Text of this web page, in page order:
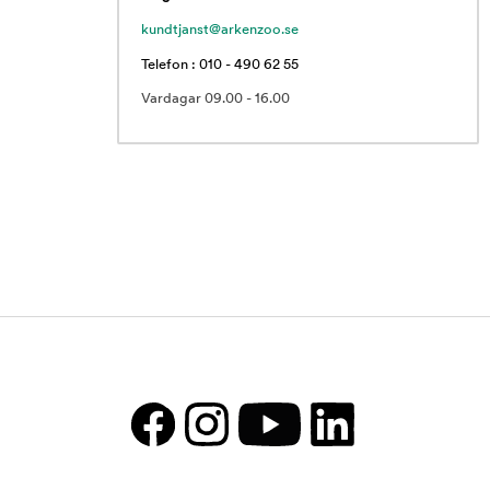
kundtjanst@arkenzoo.se
Telefon : 010 - 490 62 55
Vardagar 09.00 - 16.00